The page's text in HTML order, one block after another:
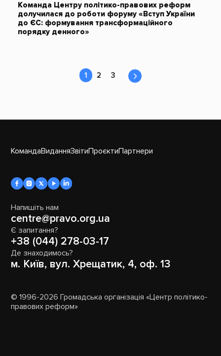
Команда Центру політико-правових реформ
долучилася до роботи форуму «Вступ України
до ЄС: формування трансформаційного
порядку денного»
1 2 3
КомандаВиданняЗвітиПроєктиПартнери
Напишіть нам
centre@pravo.org.ua
Є запитання?
+38 (044) 278-03-17
Де знаходимось?
м. Київ, вул. Хрещатик, 4, оф. 13
© 1996-2026 Громадська організація «Центр політико-
правових реформ»